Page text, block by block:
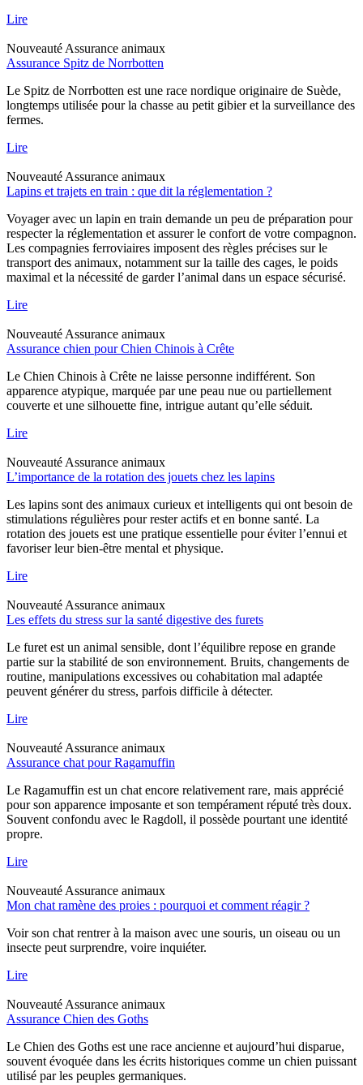
Lire
Nouveauté Assurance animaux
Assurance Spitz de Norrbotten
Le Spitz de Norrbotten est une race nordique originaire de Suède,
longtemps utilisée pour la chasse au petit gibier et la surveillance des
fermes.
Lire
Nouveauté Assurance animaux
Lapins et trajets en train : que dit la réglementation ?
Voyager avec un lapin en train demande un peu de préparation pour
respecter la réglementation et assurer le confort de votre compagnon.
Les compagnies ferroviaires imposent des règles précises sur le
transport des animaux, notamment sur la taille des cages, le poids
maximal et la nécessité de garder l’animal dans un espace sécurisé.
Lire
Nouveauté Assurance animaux
Assurance chien pour Chien Chinois à Crête
Le Chien Chinois à Crête ne laisse personne indifférent. Son
apparence atypique, marquée par une peau nue ou partiellement
couverte et une silhouette fine, intrigue autant qu’elle séduit.
Lire
Nouveauté Assurance animaux
L’importance de la rotation des jouets chez les lapins
Les lapins sont des animaux curieux et intelligents qui ont besoin de
stimulations régulières pour rester actifs et en bonne santé. La
rotation des jouets est une pratique essentielle pour éviter l’ennui et
favoriser leur bien-être mental et physique.
Lire
Nouveauté Assurance animaux
Les effets du stress sur la santé digestive des furets
Le furet est un animal sensible, dont l’équilibre repose en grande
partie sur la stabilité de son environnement. Bruits, changements de
routine, manipulations excessives ou cohabitation mal adaptée
peuvent générer du stress, parfois difficile à détecter.
Lire
Nouveauté Assurance animaux
Assurance chat pour Ragamuffin
Le Ragamuffin est un chat encore relativement rare, mais apprécié
pour son apparence imposante et son tempérament réputé très doux.
Souvent confondu avec le Ragdoll, il possède pourtant une identité
propre.
Lire
Nouveauté Assurance animaux
Mon chat ramène des proies : pourquoi et comment réagir ?
Voir son chat rentrer à la maison avec une souris, un oiseau ou un
insecte peut surprendre, voire inquiéter.
Lire
Nouveauté Assurance animaux
Assurance Chien des Goths
Le Chien des Goths est une race ancienne et aujourd’hui disparue,
souvent évoquée dans les écrits historiques comme un chien puissant
utilisé par les peuples germaniques.